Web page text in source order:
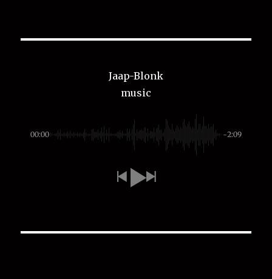
Jaap-Blonk
music
00:00 -2:09